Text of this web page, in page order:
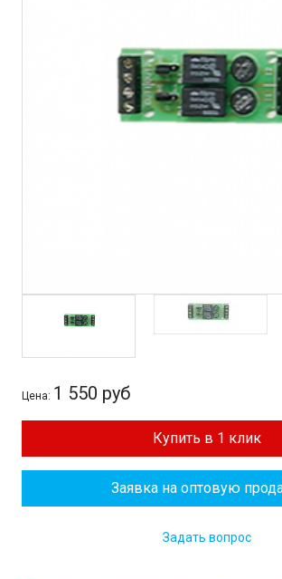
Цена: 1 550 руб
Купить в 1 клик
Заявка на оптовую
Задать вопрос